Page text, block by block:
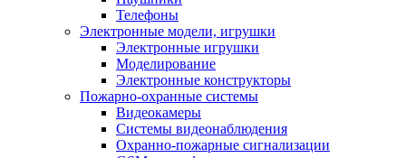
Телефоны
Электронные модели, игрушки
Электронные игрушки
Моделирование
Электронные конструкторы
Пожарно-охранные системы
Видеокамеры
Системы видеонаблюдения
Охранно-пожарные сигнализации